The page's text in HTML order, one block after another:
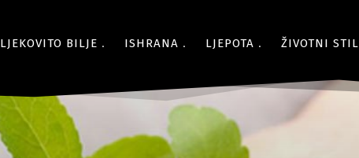
LJEKOVITO BILJE ISHRANA LJEPOTA ŽIVOTNI STIL